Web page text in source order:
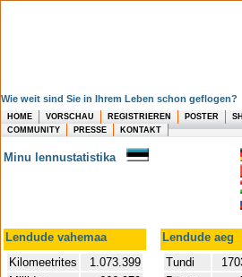
Wie weit sind Sie in Ihrem Leben schon geflogen?
HOME VORSCHAU REGISTRIEREN POSTER
COMMUNITY
PRESSE KONTAKT
Minu lennustatistika
Lendude vahemaa Lendude aeg
Kilomeetrites
1.073.399
Tundi